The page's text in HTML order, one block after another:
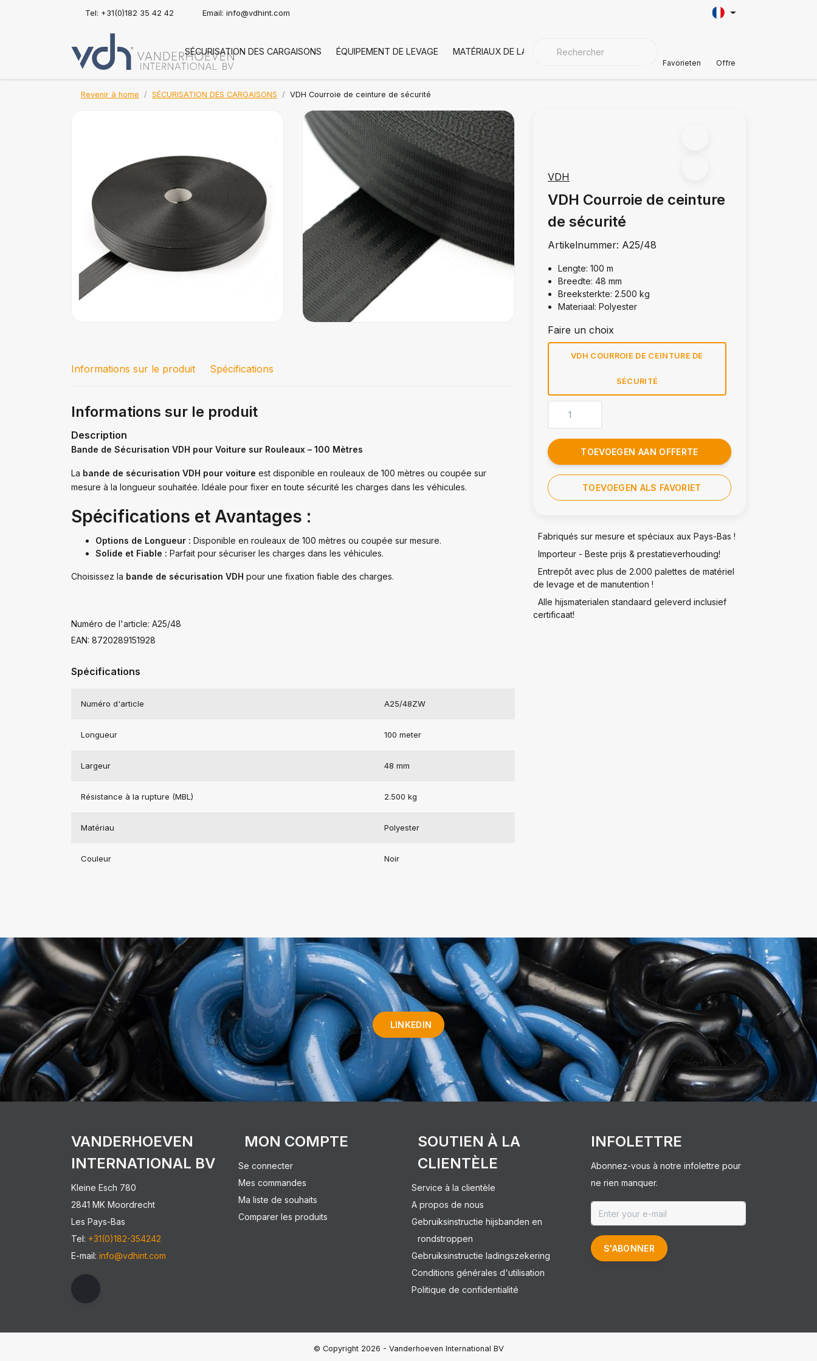
Tel: +31(0)182 35 42 42 Email: info@vdhint.com
SÉCURISATION DES CARGAISONS ÉQUIPEMENT DE LEVAGE MATÉRIAUX DE LA CHAÎNE AUTOMOTIVE
Favorieten Offre
Revenir à home SÉCURISATION DES CARGAISONS VDH Courroie de ceinture de sécurité
VDH
VDH Courroie de ceinture
de sécurité
Artikelnummer: A25/48
Lengte: 100 m
Breedte: 48 mm
Breeksterkte: 2.500 kg
Materiaal: Polyester
Faire un choix
VDH COURROIE DE CEINTURE DE
SÉCURITÉ
TOEVOEGEN AAN OFFERTE
TOEVOEGEN ALS FAVORIET
Fabriqués sur mesure et spéciaux aux Pays-Bas !
Importeur - Beste prijs & prestatieverhouding!
Entrepôt avec plus de 2.000 palettes de matériel
de levage et de manutention !
Alle hijsmaterialen standaard geleverd inclusief
certificaat!
Informations sur le produit Spécifications
Informations sur le produit
Description
Bande de Sécurisation VDH pour Voiture sur Rouleaux – 100 Mètres
La bande de sécurisation VDH pour voiture est disponible en rouleaux de 100 mètres ou coupée sur
mesure à la longueur souhaitée. Idéale pour fixer en toute sécurité les charges dans les véhicules.
Spécifications et Avantages :
Options de Longueur : Disponible en rouleaux de 100 mètres ou coupée sur mesure.
Solide et Fiable : Parfait pour sécuriser les charges dans les véhicules.
Choisissez la bande de sécurisation VDH pour une fixation fiable des charges.
Numéro de l'article: A25/48
EAN: 8720289151928
Spécifications
Numéro d'article A25/48ZW
Longueur 100 meter
Largeur 48 mm
Résistance à la rupture (MBL) 2.500 kg
Matériau Polyester
Couleur Noir
LINKEDIN
VANDERHOEVEN
INTERNATIONAL BV
Kleine Esch 780
2841 MK Moordrecht
Les Pays-Bas
Tel: +31(0)182-354242
E-mail: info@vdhint.com
MON COMPTE
Se connecter
Mes commandes
Ma liste de souhaits
Comparer les produits
SOUTIEN À LA
CLIENTÈLE
Service à la clientèle
A propos de nous
Gebruiksinstructie hijsbanden en
rondstroppen
Gebruiksinstructie ladingszekering
Conditions générales d'utilisation
Politique de confidentialité
INFOLETTRE
Abonnez-vous à notre infolettre pour
ne rien manquer.
S'ABONNER
© Copyright 2026 - Vanderhoeven International BV